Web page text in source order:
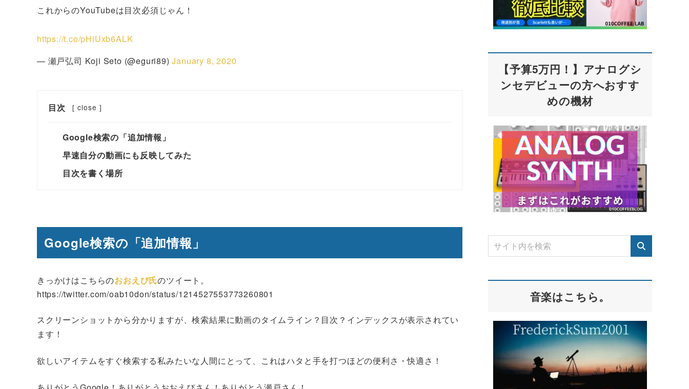
これからのYouTubeは目次必須じゃん！
https://t.co/pHiUxb6ALK
— 瀬戸弘司 Koji Seto (@eguri89)January 8, 2020
目次 [ close ]
Google検索の「追加情報」
早速自分の動画にも反映してみた
目次を書く場所
Google検索の「追加情報」
きっかけはこちらのおおえび氏のツイート。
https://twitter.com/oab10don/status/1214527553773260801
スクリーンショットから分かりますが、検索結果に動画のタイムライン？目次？インデックスが表示されてい
ます！
欲しいアイテムをすぐ検索する私みたいな人間にとって、これはハタと手を打つほどの便利さ・快適さ！
【予算5万円！】アナログシ
ンセデビューの方へおすす
めの機材
音楽はこちら。